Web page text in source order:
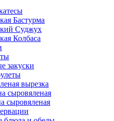
Бастурма
Суджух
Колбаса
закуски
вырезка
сыровяленая
сыровяленая